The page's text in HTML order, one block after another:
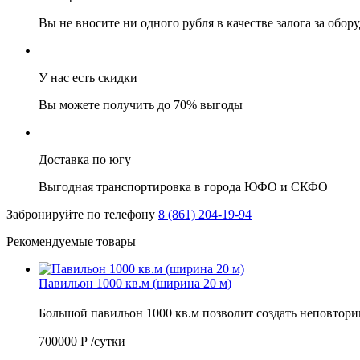
Вы не вносите ни одного рубля в качестве залога за
У нас есть скидки
Вы можете получить до 70% выгоды
Доставка по югу
Выгодная транспортировка в города ЮФО и СКФО
Забронируйте по телефону 8 (861) 204-19-94
Рекомендуемые товары
Павильон 1000 кв.м (ширина 20 м)
Большой павильон 1000 кв.м позволит создать
700000 Р /сутки